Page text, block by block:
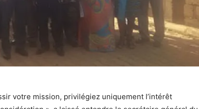
votre mission, privilégiez uniquement l’intérêt